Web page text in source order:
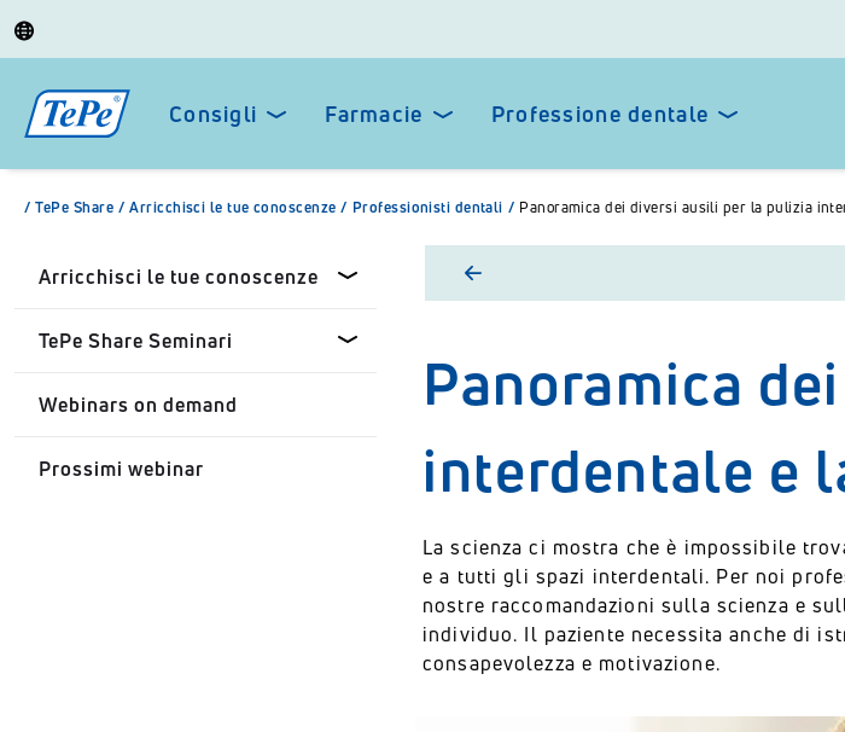
Consigli Farmacie Professione dentale
/ TePe Share / Arricchisci le tue conoscenze / Professionisti dentali / Panoramica dei diversi ausili per la pulizia
Arricchisci le tue conoscenze
Privato
TePe Share Seminari
Webinars on demand
Prossimi webinar
Panoramica
interdentale e
La scienza ci mostra che è impossibile
e a tutti gli spazi interdentali. Per noi
nostre raccomandazioni sulla scienza e
individuo. Il paziente necessita anche di
consapevolezza e motivazione.